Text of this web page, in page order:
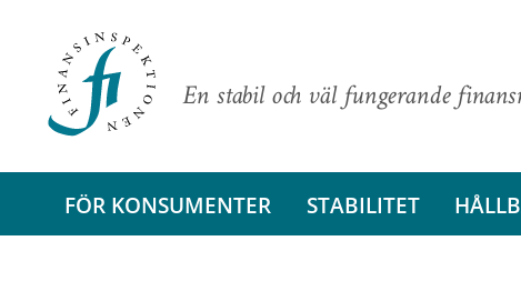
En stabil och väl fungerande
FÖR KONSUMENTER STABILITET